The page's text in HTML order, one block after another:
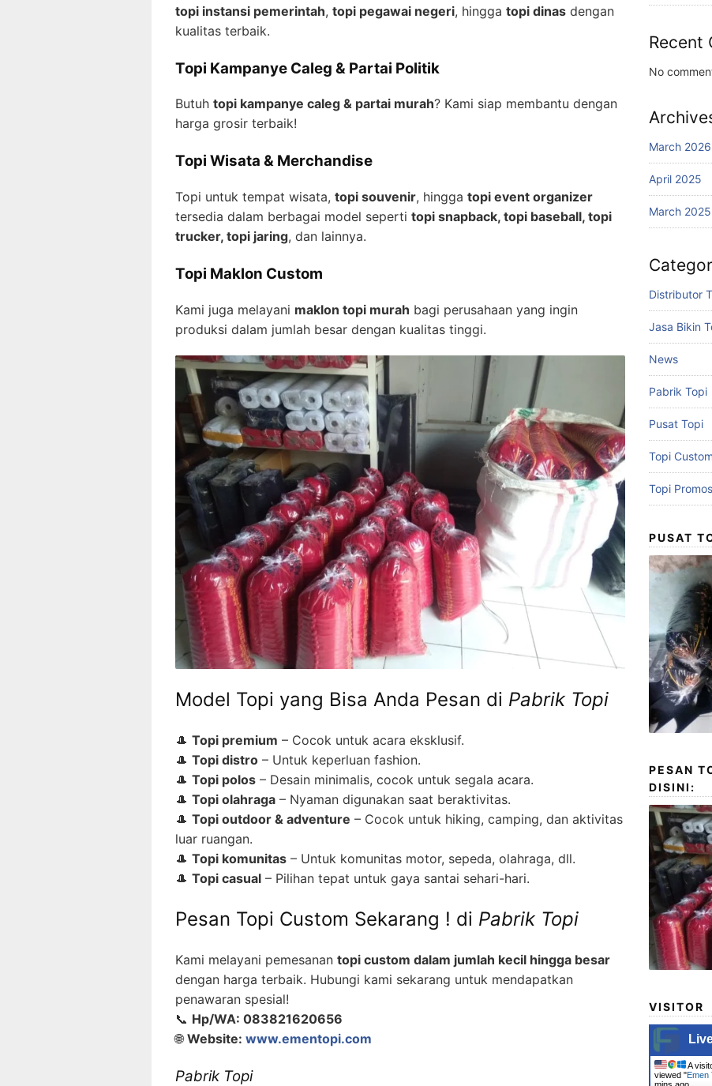
topi instansi pemerintah, topi pegawai negeri, hingga topi dinas dengan
kualitas terbaik.
Topi Kampanye Caleg & Partai Politik
Butuh topi kampanye caleg & partai murah? Kami siap membantu dengan
harga grosir terbaik!
Topi Wisata & Merchandise
Topi untuk tempat wisata, topi souvenir, hingga topi event organizer
tersedia dalam berbagai model seperti topi snapback, topi baseball, topi
trucker, topi jaring, dan lainnya.
Topi Maklon Custom
Kami juga melayani maklon topi murah bagi perusahaan yang ingin
produksi dalam jumlah besar dengan kualitas tinggi.
Model Topi yang Bisa Anda Pesan di Pabrik Topi
🎩 Topi premium – Cocok untuk acara eksklusif.
🎩 Topi distro – Untuk keperluan fashion.
🎩 Topi polos – Desain minimalis, cocok untuk segala acara.
🎩 Topi olahraga – Nyaman digunakan saat beraktivitas.
🎩 Topi outdoor & adventure – Cocok untuk hiking, camping, dan aktivitas
luar ruangan.
🎩 Topi komunitas – Untuk komunitas motor, sepeda, olahraga, dll.
🎩 Topi casual – Pilihan tepat untuk gaya santai sehari-hari.
Pesan Topi Custom Sekarang ! di Pabrik Topi
Kami melayani pemesanan topi custom dalam jumlah kecil hingga besar
dengan harga terbaik. Hubungi kami sekarang untuk mendapatkan
penawaran spesial!
📞 Hp/WA: 083821620656
🌐 Website: www.ementopi.com
Pabrik Topi
Recent
No
March 2026
April 2025
March 2025
Distributor
Jasa Bikin
News
Pabrik Topi
Pusat Topi
Topi Custom
Topi
PUSAT
PESAN
DISINI:
VISITOR
A
viewed "Emen